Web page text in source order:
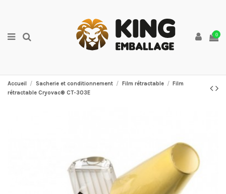
0
Accueil Sacherie et conditionnement Film rétractable
Film
rétractable Cryovac® CT-303E